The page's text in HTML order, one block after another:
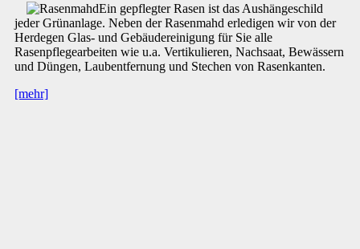
Ein gepflegter Rasen ist das Aushängeschild
jeder Grünanlage. Neben der Rasenmahd erledigen wir von der
Herdegen Glas- und Gebäudereinigung für Sie alle
Rasenpflegearbeiten wie u.a. Vertikulieren, Nachsaat, Bewässern
und Düngen, Laubentfernung und Stechen von Rasenkanten.
[mehr]